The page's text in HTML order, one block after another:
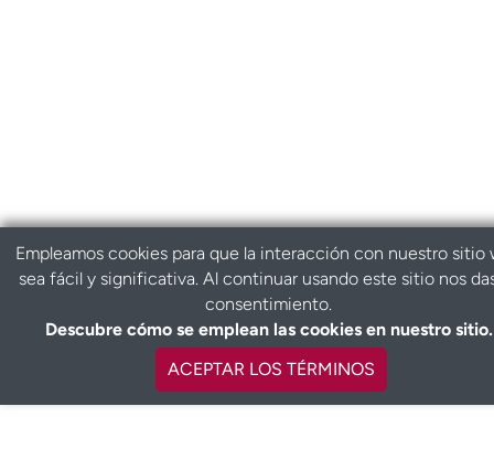
Empleamos cookies para que la interacción con nuestro sitio
sea fácil y significativa. Al continuar usando este sitio nos
consentimiento.
Descubre cómo se emplean las cookies en nuestro sitio.
ACEPTAR LOS TÉRMINOS